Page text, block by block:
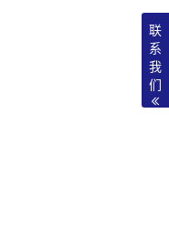
联
系
我
们